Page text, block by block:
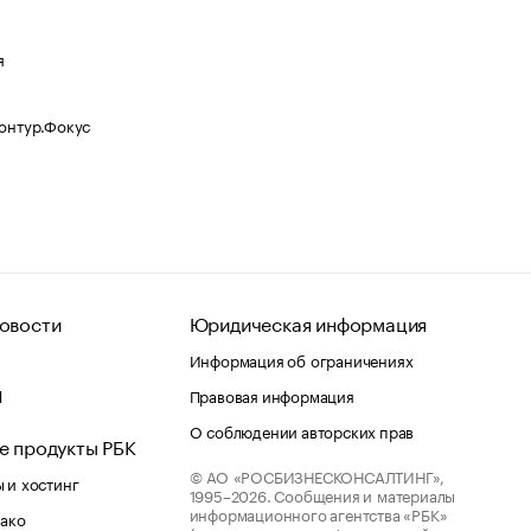
продукты РБК
хостинг
Юридическая информация
Информация об ограничениях
Правовая информация
О соблюдении авторских прав
© АО «РОСБИЗНЕСКОНСАЛТИНГ»,
1995–2026. Сообщения и материалы
информационного агентства «РБК»